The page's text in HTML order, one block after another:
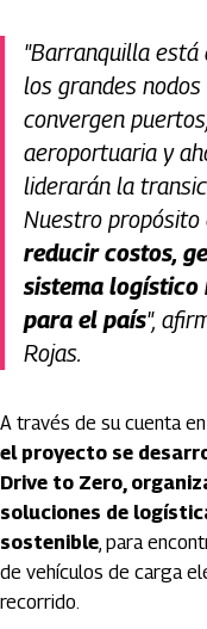
"Barranquilla está
los grandes
convergen
aeroportuaria y
liderarán la
Nuestro propósito
reducir costos,
sistema logístico
para el país",
Rojas.
A través de su cuenta
el proyecto se
Drive to Zero,
soluciones de
sostenible, para
de vehículos de carga
recorrido.